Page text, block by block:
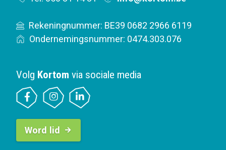
Rekeningnummer: BE39 0682 2966 6119
Ondernemingsnummer: 0474.303.076
Volg Kortom via sociale media
B
t
Word lid